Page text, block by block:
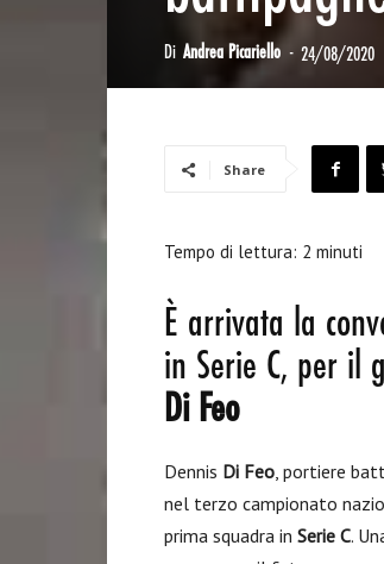
Di Andrea Picariello - 24/08/2020
Share
Tempo di lettura: 2 minuti
È arrivata la
in Serie C, per il
Di Feo
Dennis Di Feo, portiere
nel terzo campionato
prima squadra in Serie C.